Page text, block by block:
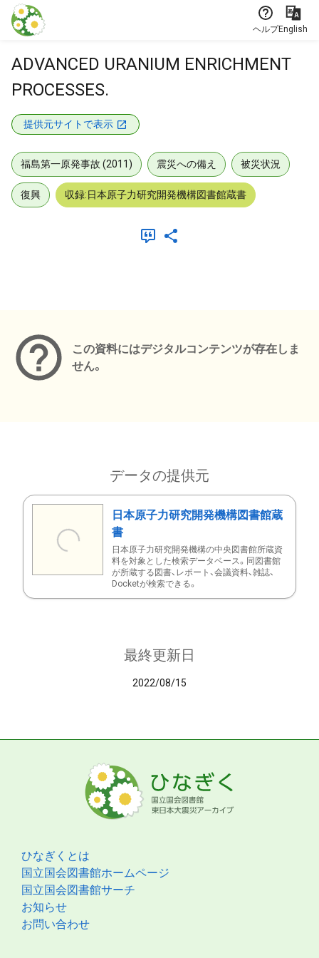
本文に飛ぶ
ヘルプEnglish
ADVANCED URANIUM ENRICHMENT
PROCESSES.
提供元サイトで表示
福島第一原発事故 (2011) 震災への備え 被災状況
復興 収録:日本原子力研究開発機構図書館蔵書
この資料にはデジタルコンテンツが存在しま
せん。
データの提供元
日本原子力研究開発機構図書館蔵
書
日本原子力研究開発機構の中央図書館所蔵資
料を対象とした検索データベース。同図書館
が所蔵する図書、レポート、会議資料、雑誌、
Docketが検索できる。
最終更新日
2022/08/15
ひなぎくとは
国立国会図書館ホームページ
国立国会図書館サーチ
お知らせ
お問い合わせ